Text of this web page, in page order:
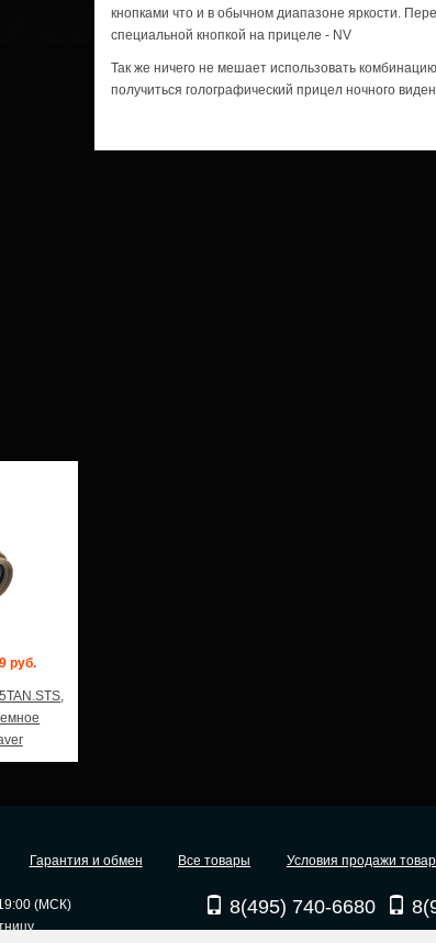
руб.
кнопками что и в обычном диапазоне яркости.
специальной кнопкой на прицеле - NV
Так же ничего не мешает использовать
получиться голографический прицел ночного
Гарантия и обмен Все товары Условия продажи
(МСК)
8(495) 740-6680